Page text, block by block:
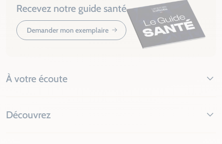
Recevez notre guide santé
Demander mon exemplaire
À votre écoute
Découvrez